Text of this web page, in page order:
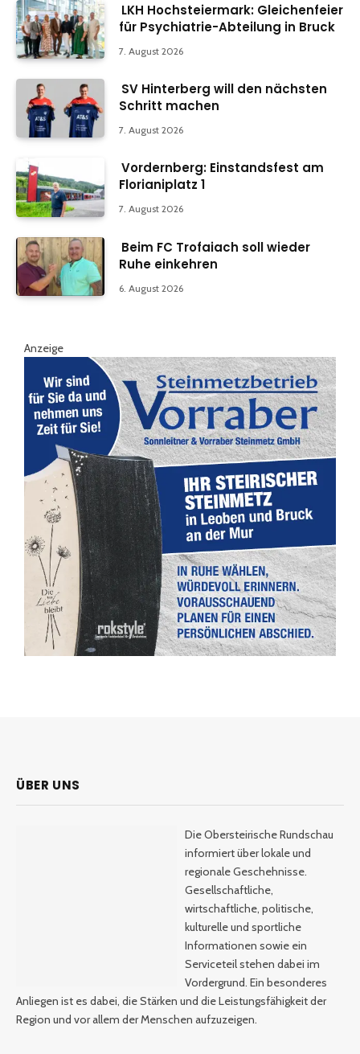
LKH Hochsteiermark: Gleichenfeier
für Psychiatrie-Abteilung in Bruck
7. August 2026
SV Hinterberg will den nächsten
Schritt machen
7. August 2026
Vordernberg: Einstandsfest am
Florianiplatz 1
7. August 2026
Beim FC Trofaiach soll wieder
Ruhe einkehren
6. August 2026
Anzeige
ÜBER UNS
Die Obersteirische Rundschau
informiert über lokale und
regionale Geschehnisse.
Gesellschaftliche,
wirtschaftliche, politische,
kulturelle und sportliche
Informationen sowie ein
Serviceteil stehen dabei im
Vordergrund. Ein besonderes
Anliegen ist es dabei, die Stärken und die Leistungsfähigkeit der
Region und vor allem der Menschen aufzuzeigen.